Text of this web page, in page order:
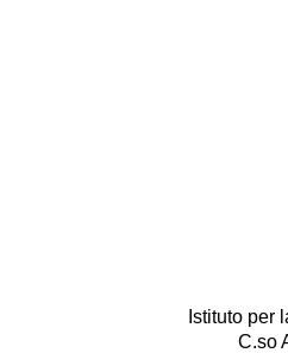
Istituto per
C.so